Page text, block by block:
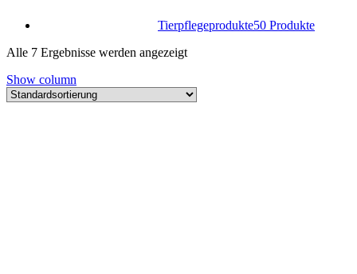
Tierpflegeprodukte50 Produkte
Alle 7 Ergebnisse werden angezeigt
Show column